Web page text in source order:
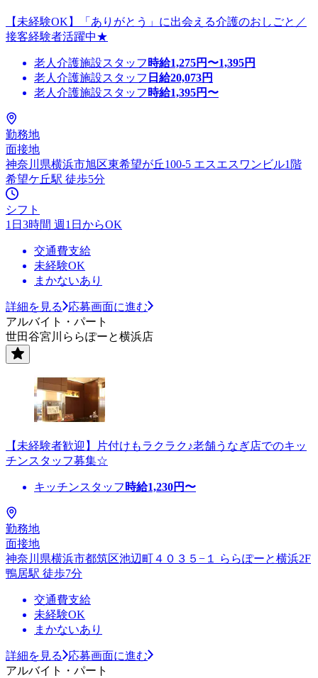
【未経験OK】「ありがとう」に出会える介護のおしごと／
接客経験者活躍中★
老人介護施設スタッフ 時給1,275円〜1,395円
老人介護施設スタッフ 日給20,073円
老人介護施設スタッフ 時給1,395円〜
勤務地
面接地
神奈川県横浜市旭区東希望が丘100-5 エスエスワンビル1階
希望ケ丘駅 徒歩5分
シフト
1日3時間 週1日からOK
交通費支給
未経験OK
まかないあり
詳細を見る
応募画面に進む
アルバイト・パート
世田谷宮川ららぽーと横浜店
【未経験者歓迎】片付けもラクラク♪老舗うなぎ店でのキッ
チンスタッフ募集☆
キッチンスタッフ 時給1,230円〜
勤務地
面接地
神奈川県横浜市都筑区池辺町４０３５−１ ららぽーと横浜2F
鴨居駅 徒歩7分
交通費支給
未経験OK
まかないあり
詳細を見る
応募画面に進む
アルバイト・パート